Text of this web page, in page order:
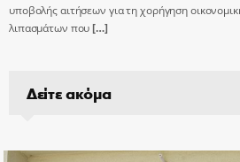
υποβολής αιτήσεων για τη χορήγηση
λιπασμάτων που[…]
Δείτε ακόμα